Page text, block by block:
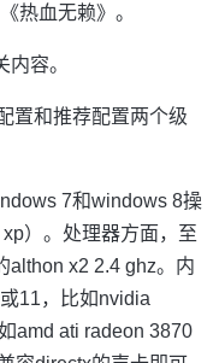
热血无赖》。
容。
置和推荐配置两个级
7和windows 8操
）。处理器方面，至
althon x2 2.4 ghz。内
11，比如nvidia
amd ati radeon 3870